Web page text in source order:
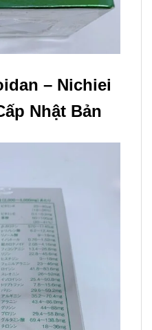
– Nichiei
Nhật Bản